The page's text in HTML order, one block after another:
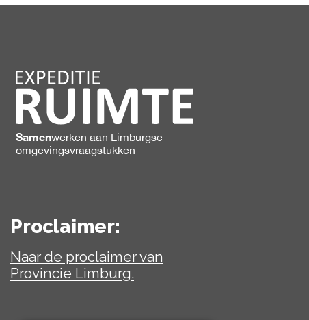
Samenwerken aan Limburgse
omgevingsvraagstukken
Proclaimer:
Naar de proclaimer van
Provincie Limburg.